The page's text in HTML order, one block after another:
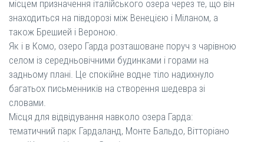
місцем призначення італійського озера через те, що він
знаходиться на півдорозі між Венецією і Міланом, а
також Брешией і Вероною.
Як і в Комо, озеро Гарда розташоване поруч з чарівною
селом із середньовічними будинками і горами на
задньому плані. Це спокійне водне тіло надихнуло
багатьох письменників на створення шедевра зі
словами.
Місця для відвідування навколо озера Гарда:
тематичний парк Гардаланд, Монте Бальдо, Вітторіано